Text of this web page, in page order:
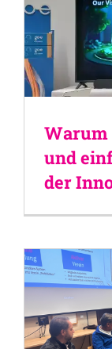
Warum
und
der